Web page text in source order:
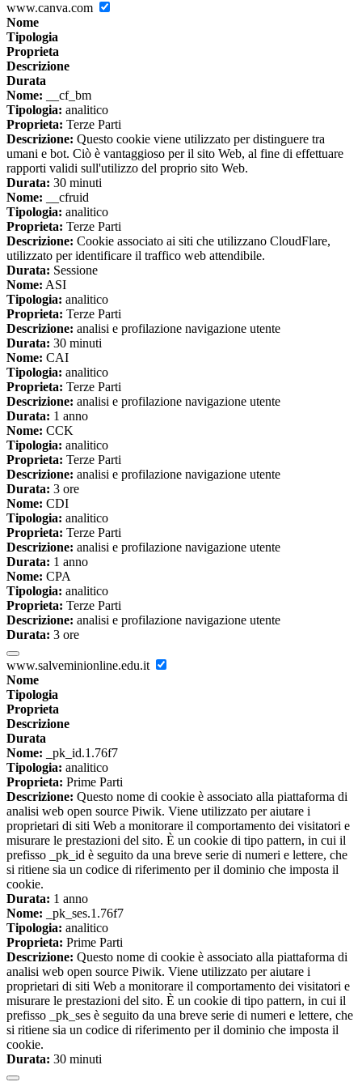
www.canva.com
Nome
Tipologia
Proprieta
Descrizione
Durata
Nome: __cf_bm
Tipologia: analitico
Proprieta: Terze Parti
Descrizione: Questo cookie viene utilizzato per distinguere tra
umani e bot. Ciò è vantaggioso per il sito Web, al fine di effettuare
rapporti validi sull'utilizzo del proprio sito Web.
Durata: 30 minuti
Nome: __cfruid
Tipologia: analitico
Proprieta: Terze Parti
Descrizione: Cookie associato ai siti che utilizzano CloudFlare,
utilizzato per identificare il traffico web attendibile.
Durata: Sessione
Nome: ASI
Tipologia: analitico
Proprieta: Terze Parti
Descrizione: analisi e profilazione navigazione utente
Durata: 30 minuti
Nome: CAI
Tipologia: analitico
Proprieta: Terze Parti
Descrizione: analisi e profilazione navigazione utente
Durata: 1 anno
Nome: CCK
Tipologia: analitico
Proprieta: Terze Parti
Descrizione: analisi e profilazione navigazione utente
Durata: 3 ore
Nome: CDI
Tipologia: analitico
Proprieta: Terze Parti
Descrizione: analisi e profilazione navigazione utente
Durata: 1 anno
Nome: CPA
Tipologia: analitico
Proprieta: Terze Parti
Descrizione: analisi e profilazione navigazione utente
Durata: 3 ore
www.salveminionline.edu.it
Nome
Tipologia
Proprieta
Descrizione
Durata
Nome: _pk_id.1.76f7
Tipologia: analitico
Proprieta: Prime Parti
Descrizione: Questo nome di cookie è associato alla piattaforma di
analisi web open source Piwik. Viene utilizzato per aiutare i
proprietari di siti Web a monitorare il comportamento dei visitatori e
misurare le prestazioni del sito. È un cookie di tipo pattern, in cui il
prefisso _pk_id è seguito da una breve serie di numeri e lettere, che
si ritiene sia un codice di riferimento per il dominio che imposta il
cookie.
Durata: 1 anno
Nome: _pk_ses.1.76f7
Tipologia: analitico
Proprieta: Prime Parti
Descrizione: Questo nome di cookie è associato alla piattaforma di
analisi web open source Piwik. Viene utilizzato per aiutare i
proprietari di siti Web a monitorare il comportamento dei visitatori e
misurare le prestazioni del sito. È un cookie di tipo pattern, in cui il
prefisso _pk_ses è seguito da una breve serie di numeri e lettere, che
si ritiene sia un codice di riferimento per il dominio che imposta il
cookie.
Durata: 30 minuti